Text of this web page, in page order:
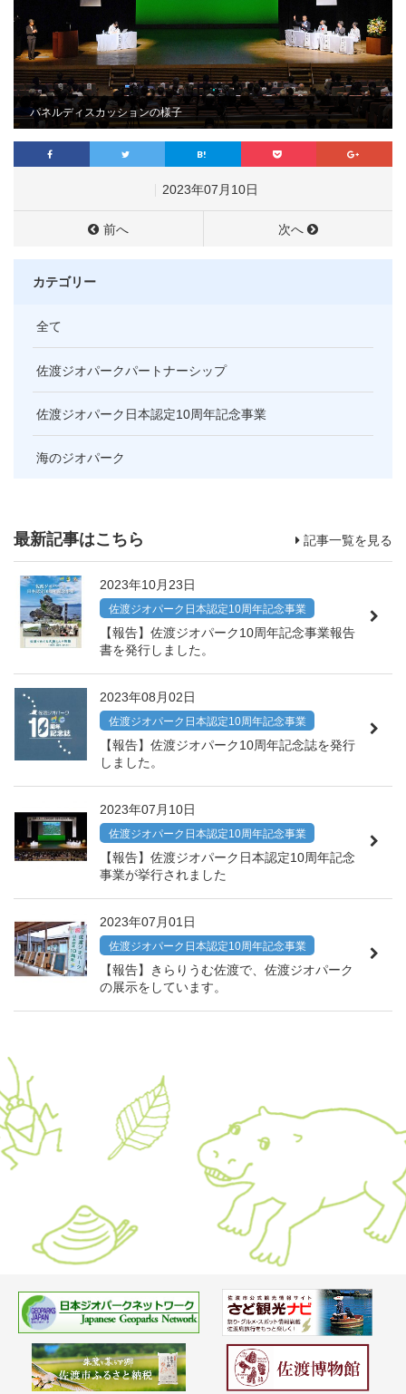
パネルディスカッションの様子
2023年07月10日
前へ 次へ
カテゴリー
全て
佐渡ジオパークパートナーシップ
佐渡ジオパーク日本認定10周年記念事業
海のジオパーク
最新記事はこちら 記事一覧を見る
2023年10月23日
佐渡ジオパーク日本認定10周年記念事業
【報告】佐渡ジオパーク10周年記念事業報告
書を発行しました。
2023年08月02日
佐渡ジオパーク日本認定10周年記念事業
【報告】佐渡ジオパーク10周年記念誌を発行
しました。
2023年07月10日
佐渡ジオパーク日本認定10周年記念事業
【報告】佐渡ジオパーク日本認定10周年記念
事業が挙行されました
2023年07月01日
佐渡ジオパーク日本認定10周年記念事業
【報告】きらりうむ佐渡で、佐渡ジオパーク
の展示をしています。